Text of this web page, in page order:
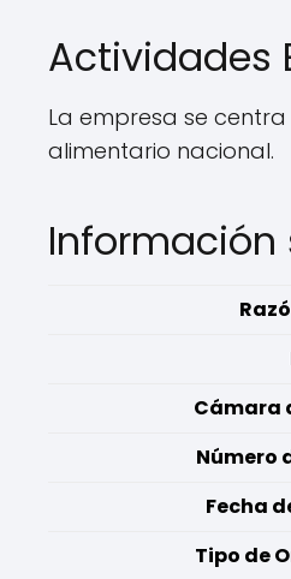
Actividades
La empresa se
alimentario nacional.
Información
Cámara
Número
Fecha
Tipo de